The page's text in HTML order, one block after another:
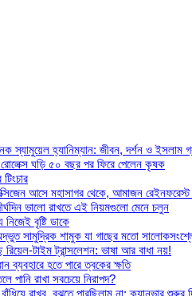
স্যামুয়েল হ্যানিম্যান: জীবন, দর্শন ও ইসলাম
রোলেক্স ঘড়ি ৫০ বছর পর ফিরে পেলেন কৃষক
আসে মহাসাগর থেকে, আমাজন
ভালো রাখতে এই নিয়মগুলো মেনে চলুন
বৃষ্টি ডাকে
সামুদ্রিক শামুক যা গাছের মতো
টাইম ট্রান্সলেশন: ভাষা আর বাধা নয়!
ব্যবহারে হতে পারে ত্বকের ক্ষতি
পানি রাখা সবচেয়ে নিরাপদ?
বাঁধিয়ে রাখব, বুঝতে পারছিলাম না: ক্যানভার শুরুর